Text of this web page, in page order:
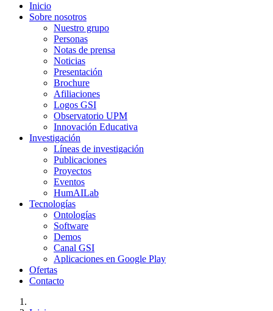
Inicio
Sobre nosotros
Nuestro grupo
Personas
Notas de prensa
Noticias
Presentación
Brochure
Afiliaciones
Logos GSI
Observatorio UPM
Innovación Educativa
Investigación
Líneas de investigación
Publicaciones
Proyectos
Eventos
HumAILab
Tecnologías
Ontologías
Software
Demos
Canal GSI
Aplicaciones en Google Play
Ofertas
Contacto